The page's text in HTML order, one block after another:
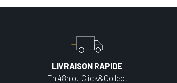
LIVRAISON RAPIDE
En 48h ou Click&Collect